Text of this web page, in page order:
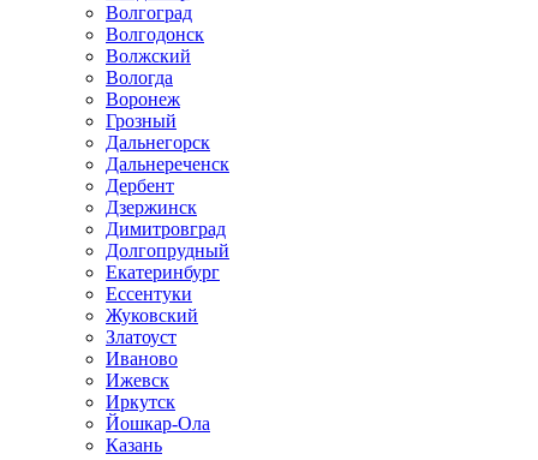
Волгоград
Волгодонск
Волжский
Вологда
Воронеж
Грозный
Дальнегорск
Дальнереченск
Дербент
Дзержинск
Димитровград
Долгопрудный
Екатеринбург
Ессентуки
Жуковский
Златоуст
Иваново
Ижевск
Иркутск
Йошкар-Ола
Казань